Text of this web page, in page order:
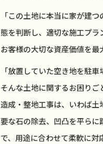
「この土地に本当に家が建
態を判断し、適切な施工プラ
お客様の大切な資産価値を最
「放置していた空き地を駐
そんな土地に関するお困りご
造成・整地工事は、いわば
要な石の除去、凹凸を平ら
で、用途に合わせて柔軟に対